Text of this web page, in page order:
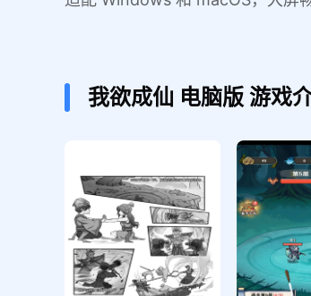
我欲成仙 电脑版 游戏